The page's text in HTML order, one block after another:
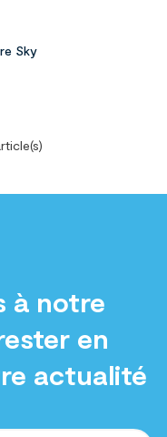
Sky
à notre
en
actualité